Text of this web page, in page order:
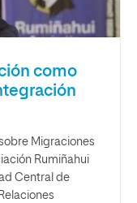
como
Migraciones
Rumiñahui
Central de